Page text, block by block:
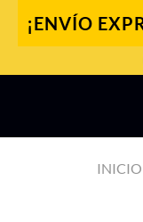
¡ENVÍO
INICIO